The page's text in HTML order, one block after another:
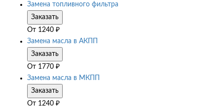
Замена топливного фильтра
Заказать
От 1240 ₽
Замена масла в АКПП
Заказать
От 1770 ₽
Замена масла в МКПП
Заказать
От 1240 ₽